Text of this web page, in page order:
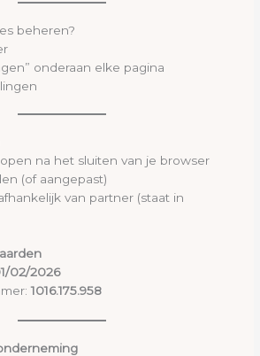
beheren?
onderaan elke pagina
na het sluiten van je browser
(of aangepast)
van partner (staat in
02/2026
1016.175.958